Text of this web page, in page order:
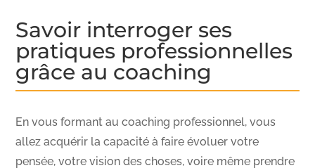
Savoir interroger ses
pratiques professionnelles
grâce au coaching
En vous formant au coaching professionnel, vous
allez acquérir la capacité à faire évoluer votre
pensée, votre vision des choses, voire même prendre